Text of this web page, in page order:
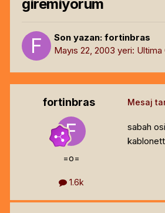
giremiyorum
Son yazan: fortinbras
Mayıs 22, 2003 yeri: Ultima
fortinbras
=o=
1.6k
Mesaj
sabah